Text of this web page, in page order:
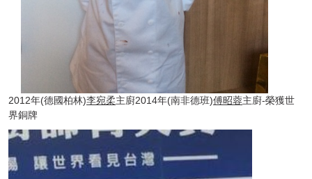
2012年(德國柏林)李宛柔主廚2014年(南非德班)傅昭蓉主廚-榮獲世
界銅牌